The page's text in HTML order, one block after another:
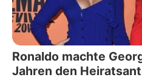
Ronaldo machte
Jahren den